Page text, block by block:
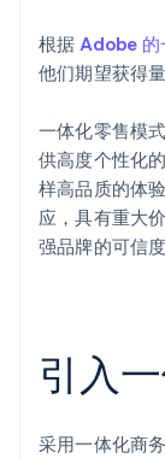
根据 Adobe 的
他们期望获得
一体化零售模
供高度个性化
样高品质的体
应，具有重大
强品牌的可信度
引入
采用一体化商